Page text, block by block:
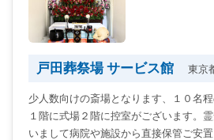
戸田葬祭場 サービス館 東京
少人数向けの斎場となります、１０名程
１階に式場２階に控室がございます。
いまして病院や施設から直接保管ご安